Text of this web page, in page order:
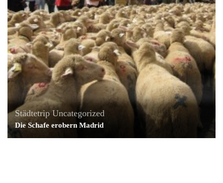
Städtetrip Uncategorized
Die Schafe erobern Madrid